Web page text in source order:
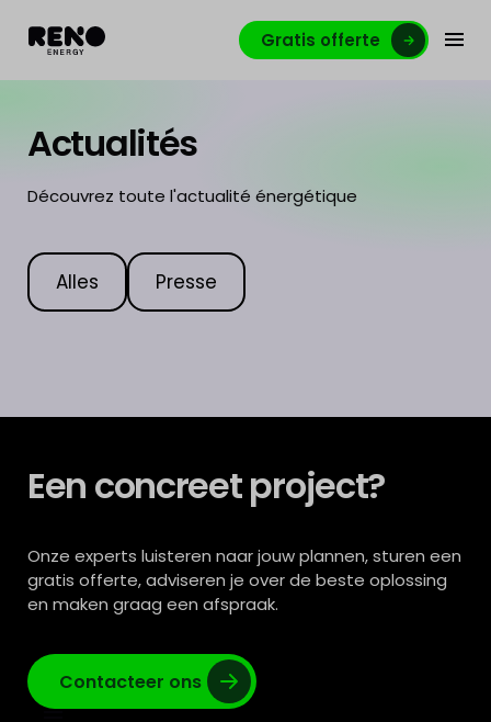
Gratis offerte
Actualités
Découvrez toute l'actualité énergétique
Alles Presse
Een concreet project?
Onze experts luisteren naar jouw plannen, sturen een
gratis offerte, adviseren je over de beste oplossing
en maken graag een afspraak.
Contacteer ons